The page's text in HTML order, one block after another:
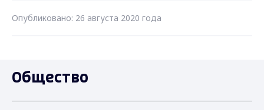
Опубликовано: 26 августа 2020 года
Общество